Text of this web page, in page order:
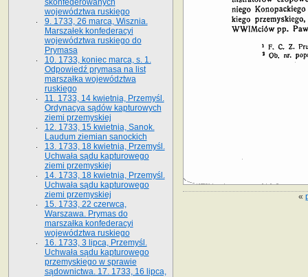
«
skonfederowanych
województwa ruskiego
9. 1733, 26 marca, Wisznia.
Marszałek konfederacyi
województwa ruskiego do
Prymasa
10. 1733, koniec marca, s. 1.
Odpowiedź prymasa na list
marszałka województwa
ruskiego
11. 1733, 14 kwietnia, Przemyśl.
Ordynacya sądów kapturowych
ziemi przemyskiej
12. 1733, 15 kwietnia, Sanok.
Laudum ziemian sanockich
13. 1733, 18 kwietnia, Przemyśl.
Uchwała sądu kapturowego
ziemi przemyskiej
14. 1733, 18 kwietnia, Przemyśl.
Uchwała sądu kapturowego
ziemi przemyskiej
15. 1733, 22 czerwca,
Warszawa. Prymas do
marszałka konfederacyi
województwa ruskiego
16. 1733, 3 lipca, Przemyśl.
Uchwała sądu kapturowego
przemyskiego w sprawie
sądownictwa. 17. 1733, 16 lipca,